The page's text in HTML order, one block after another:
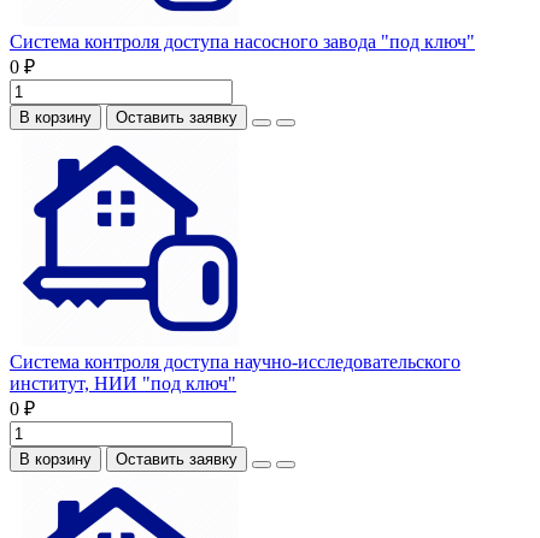
Система контроля доступа насосного завода "под ключ"
0 ₽
В корзину Оставить заявку
Система контроля доступа научно-исследовательского
институт, НИИ "под ключ"
0 ₽
В корзину Оставить заявку